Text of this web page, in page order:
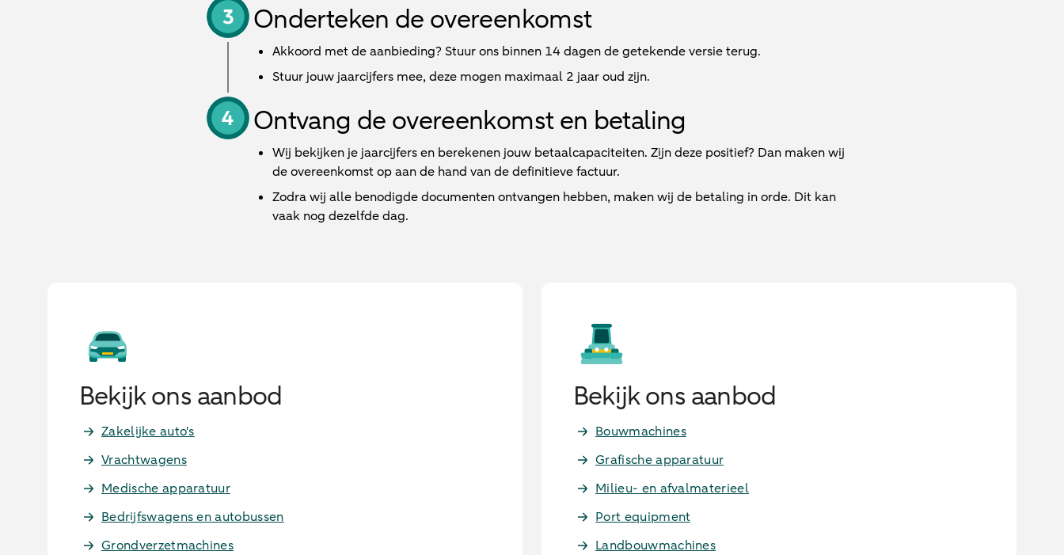
Onderteken de overeenkomst
Akkoord met de aanbieding? Stuur ons binnen 14 dagen de getekende versie terug.
Stuur jouw jaarcijfers mee, deze mogen maximaal 2 jaar oud zijn.
Ontvang de overeenkomst en betaling
Wij bekijken je jaarcijfers en berekenen jouw betaalcapaciteiten. Zijn deze positief? Dan maken wij
de overeenkomst op aan de hand van de definitieve factuur.
Zodra wij alle benodigde documenten ontvangen hebben, maken wij de betaling in orde. Dit kan
vaak nog dezelfde dag.
Bekijk ons aanbod
Zakelijke auto's
Vrachtwagens
Medische apparatuur
Bedrijfswagens en autobussen
Grondverzetmachines
Bekijk ons aanbod
Bouwmachines
Grafische apparatuur
Milieu- en afvalmaterieel
Port equipment
Landbouwmachines